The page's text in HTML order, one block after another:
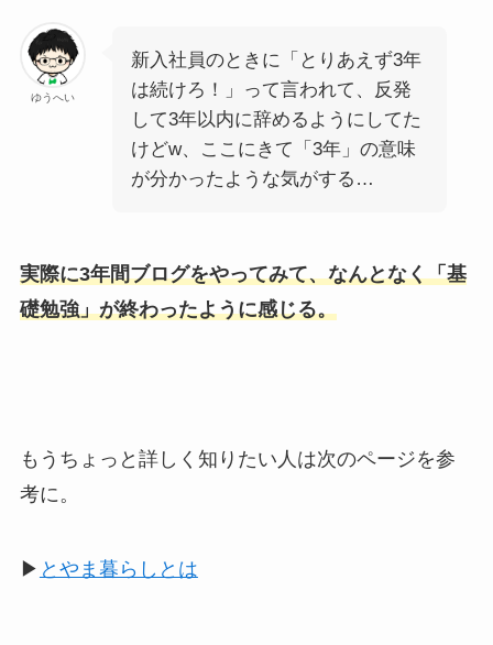
ゆうへい
新入社員のときに「とりあえず3年
は続けろ！」って言われて、反発
して3年以内に辞めるようにしてた
けどw、ここにきて「3年」の意味
が分かったような気がする…
実際に3年間ブログをやってみて、なんとなく「基
礎勉強」が終わったように感じる。
もうちょっと詳しく知りたい人は次のページを参
考に。
▶︎ とやま暮らしとは